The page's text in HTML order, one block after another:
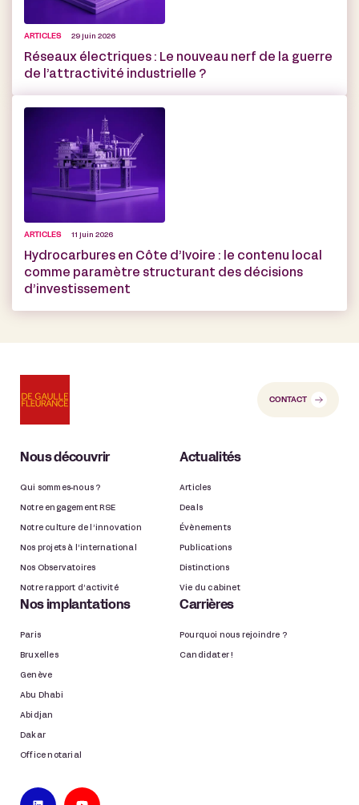
ARTICLES 29 juin 2026
Réseaux électriques : Le nouveau nerf de la guerre
de l’attractivité industrielle ?
ARTICLES 11 juin 2026
Hydrocarbures en Côte d’Ivoire : le contenu local
comme paramètre structurant des décisions
d’investissement
CONTACT
Nous découvrir
Qui sommes-nous ?
Notre engagement RSE
Notre culture de l’innovation
Nos projets à l’international
Nos Observatoires
Notre rapport d’activité
Actualités
Articles
Deals
Évènements
Publications
Distinctions
Vie du cabinet
Nos implantations
Paris
Bruxelles
Genève
Abu Dhabi
Abidjan
Dakar
Office notarial
Carrières
Pourquoi nous rejoindre ?
Candidater !